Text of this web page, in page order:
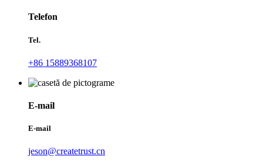
Telefon
Tel.
+86 15889368107
E-mail
E-mail
jeson@createtrust.cn